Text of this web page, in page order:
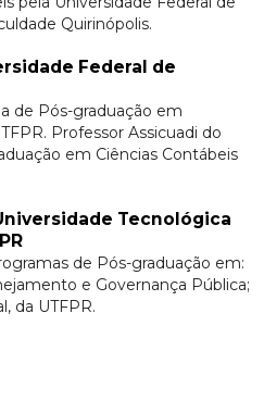
Quirinópolis.
Federal de
de Pós-graduação em
Professor Assicuadi do
em Ciências Contábeis
Tecnológica
de Pós-graduação em:
e Governança Pública;
da UTFPR.